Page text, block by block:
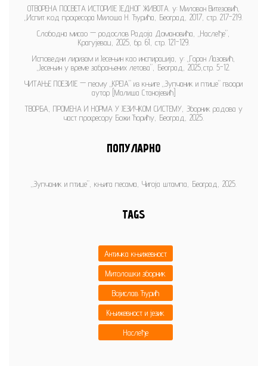
ОТВОРЕНА ПОСВЕТА ИСТОРИЈЕ ЈЕДНОГ ЖИВОТА. у: Милован Витезовић,
„Испит код професора Милоша Н. Ђурића, Београд, 2017, стр. 217-219.
Слободна мисао — родослов Радоја Домановића, „Наслеђе”,
Крагујевац, 2025, бр. 61, стр. 121-129.
Исповедни лиризам и Јесењин као инспирација, у: „Горан Лазовић,
„Јесењин у време забрањених летова”, Београд, 2025,стр. 5-12.
ЧИТАЊЕ ПОЕЗИЈЕ — песму „КРЕЈА” из књиге „Зупчаник и птице” гвоори
аутор [Малиша Станојевић]
ТВОРБА, ПРОМЕНА И НОРМА У ЈЕЗИЧКОМ СИСТЕМУ, Зборник радова у
част професору Божи Ћорићу, Београд, 2025.
ПОПУЛАРНО
„Зупчаник и птице”, књига песама, Чигоја штампа, Београд, 2025.
TAGS
Античка књижевност
Митолошки зборник
Војислав Ђурић
Књижевност и језик
Наслеђе